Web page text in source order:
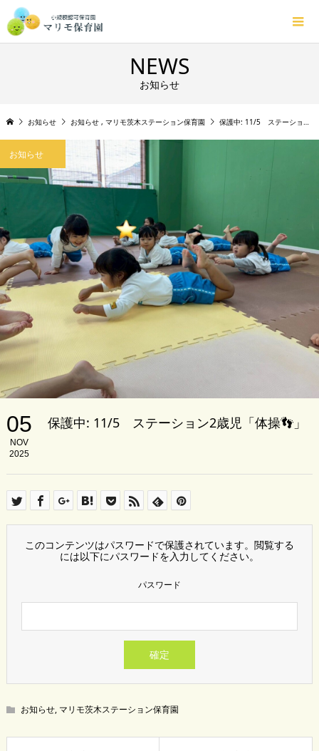
NEWS
お知らせ
お知らせ お知らせ , マリモ茨木ステーション保育園 保護中: 11/5 ステーション2歳児「体操👣」
お知らせ
05
NOV
2025
保護中: 11/5 ステーション2歳児「体操👣」
このコンテンツはパスワードで保護されています。閲覧する
には以下にパスワードを入力してください。
パスワード
お知らせ, マリモ茨木ステーション保育園